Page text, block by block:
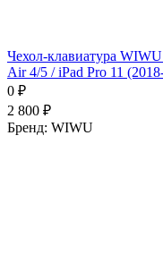
Чехол-клавиатура
Air 4/5 / iPad Pro 11
0 ₽
2 800 ₽
Бренд: WIWU